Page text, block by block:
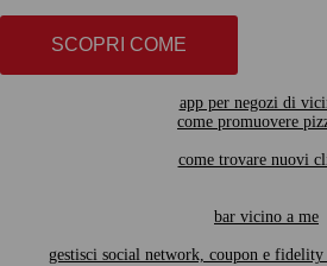
SCOPRI COME
app per negozi di
come promuovere
come trovare nuovi
bar vicino a me
gestisci social network, coupon e